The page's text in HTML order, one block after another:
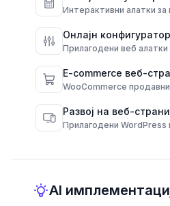
Интерактивни алатки
Онлајн
Прилагодени веб
Е-commerce веб-
WooCommerce
администраторот.
Развој на веб-
Прилагодени WordPress
AI